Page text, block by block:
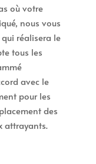
où votre
nous vous
réalisera le
tous les
avec le
pour les
des
attrayants.